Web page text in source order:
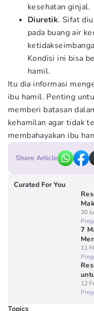
kesehatan ginjal.
Diuretik. Sifat
pada buang air
Kondisi ini bisa
hamil.
Itu dia informasi
ibu hamil. Penting
memberi batasan
kehamilan agar tidak
membahayakan ibu
Share Article
Curated For You
30
7
11
12
Topics